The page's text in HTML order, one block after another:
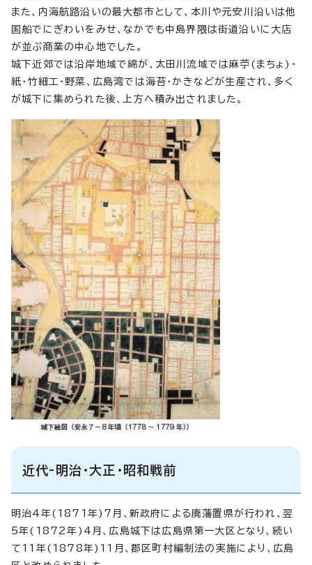
また、内海航路沿いの最大都市として、本川や元安川沿いは他
国船でにぎわいをみせ、なかでも中島界隈は街道沿いに大店
が並ぶ商業の中心地でした。
城下近郊では沿岸地域で綿が、太田川流域では麻苧(まちょ)・
紙・竹細工・野菜、広島湾では海苔・かきなどが生産され、多く
が城下に集められた後、上方へ積み出されました。
近代-明治・大正・昭和戦前
明治4年(1871年)7月、新政府による廃藩置県が行われ、翌
5年(1872年)4月、広島城下は広島県第一大区となり、続い
て11年(1878年)11月、郡区町村編制法の実施により、広島